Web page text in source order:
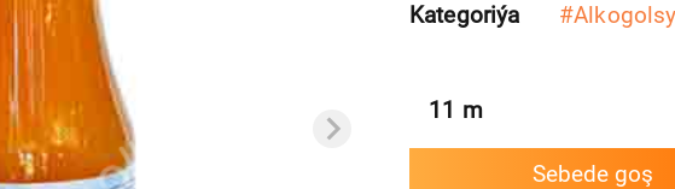
Kategoriýa
#
11 m
Sebede goş